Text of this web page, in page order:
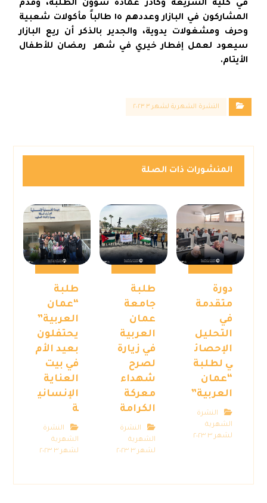
في كلية الشريعة وكادر عمادة شؤون الطلبة، وقدم
المشاركون في البازار وعددهم ١٥ طالباً مأكولات شعبية
وحرف ومشغولات يدوية، والجدير بالذكر أن ريع البازار
سيعود لعمل إفطار خيري في شهر رمضان للأطفال
الأيتام.
النشرة الشهرية لشهر ٣ ٢٠٢٣
المنشورات ذات الصلة
دورة
متقدمة
في
التحليل
الإحصائ
ي لطلبة
“عمان
العربية”
النشرة
الشهرية
لشهر ٣ ٢٠٢٣
طلبة
جامعة
عمان
العربية
في زيارة
لصرح
شهداء
معركة
الكرامة
النشرة
الشهرية
لشهر ٣ ٢٠٢٣
طلبة
“عمان
العربية”
يحتفلون
بعيد الأم
في بيت
العناية
الإنساني
ة
النشرة
الشهرية
لشهر ٣ ٢٠٢٣